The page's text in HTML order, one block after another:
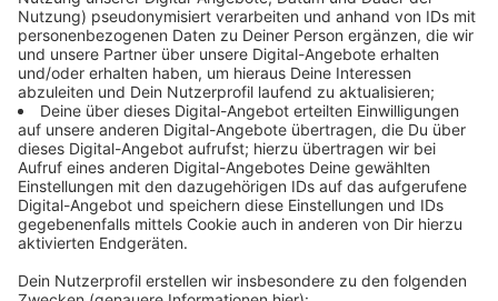
ausgeht, dass man bereits im Mai starten kann.
Allerdings habe man die Lage immer im Blick – und
wenn das Infektionsgeschehen es zulässt, dann
könnte das Angebot starten. Alle Veranstaltungen
sollen aus Lärmschutzgründen bereits um 22 Uhr
beendet sein. Die Fläche würde Platz für maximal
3.500 Zuschauer bieten. Bäume müssten keine gefällt
werden.
Anzeige